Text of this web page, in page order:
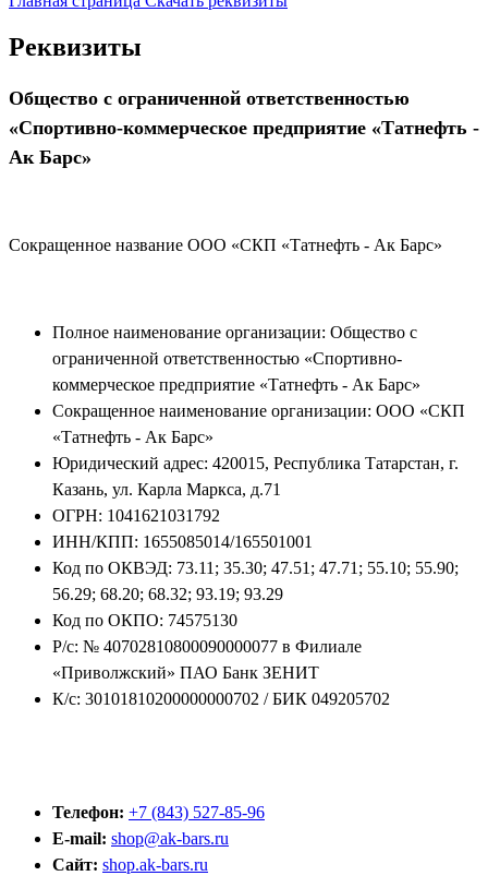
Реквизиты
Общество с ограниченной ответственностью
«Спортивно-коммерческое предприятие «Татнефть -
Ак Барс»
Сокращенное название ООО «СКП «Татнефть - Ак Барс»
Полное наименование организации: Общество с
ограниченной ответственностью «Спортивно-
коммерческое предприятие «Татнефть - Ак Барс»
Сокращенное наименование организации: ООО «СКП
«Татнефть - Ак Барс»
Юридический адрес: 420015, Республика Татарстан, г.
Казань, ул. Карла Маркса, д.71
ОГРН: 1041621031792
ИНН/КПП: 1655085014/165501001
Код по ОКВЭД: 73.11; 35.30; 47.51; 47.71; 55.10; 55.90;
56.29; 68.20; 68.32; 93.19; 93.29
Код по ОКПО: 74575130
Р/с: № 40702810800090000077 в Филиале
«Приволжский» ПАО Банк ЗЕНИТ
К/с: 30101810200000000702 / БИК 049205702
Телефон: +7 (843) 527-85-96
E-mail: shop@ak-bars.ru
Сайт: shop.ak-bars.ru